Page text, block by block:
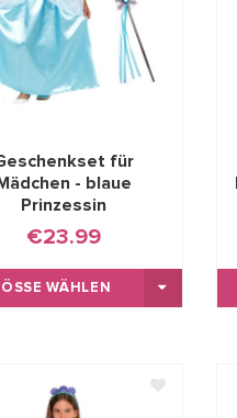
für
Mädchen - blaue
Prinzessin
€23.99
WÄHLEN